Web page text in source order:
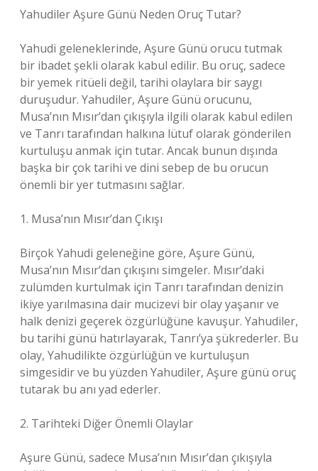
Yahudiler Aşure Günü Neden Oruç Tutar?
Yahudi geleneklerinde, Aşure Günü orucu tutmak
bir ibadet şekli olarak kabul edilir. Bu oruç, sadece
bir yemek ritüeli değil, tarihi olaylara bir saygı
duruşudur. Yahudiler, Aşure Günü orucunu,
Musa’nın Mısır’dan çıkışıyla ilgili olarak kabul edilen
ve Tanrı tarafından halkına lütuf olarak gönderilen
kurtuluşu anmak için tutar. Ancak bunun dışında
başka bir çok tarihi ve dini sebep de bu orucun
önemli bir yer tutmasını sağlar.
1. Musa’nın Mısır’dan Çıkışı
Birçok Yahudi geleneğine göre, Aşure Günü,
Musa’nın Mısır’dan çıkışını simgeler. Mısır’daki
zulümden kurtulmak için Tanrı tarafından denizin
ikiye yarılmasına dair mucizevi bir olay yaşanır ve
halk denizi geçerek özgürlüğüne kavuşur. Yahudiler,
bu tarihi günü hatırlayarak, Tanrı’ya şükrederler. Bu
olay, Yahudilikte özgürlüğün ve kurtuluşun
simgesidir ve bu yüzden Yahudiler, Aşure günü oruç
tutarak bu anı yad ederler.
2. Tarihteki Diğer Önemli Olaylar
Aşure Günü, sadece Musa’nın Mısır’dan çıkışıyla